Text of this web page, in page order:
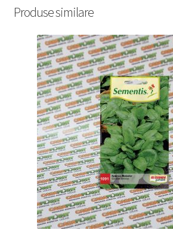
Produse similare